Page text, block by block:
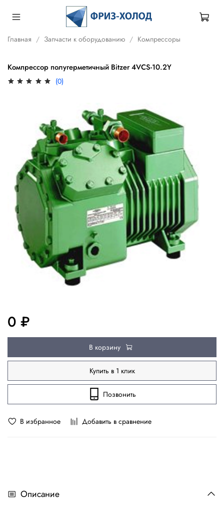
Главная Запчасти к оборудованию Компрессоры
Компрессор полугерметичный Bitzer 4VCS-10.2Y
(0)
В избранное Добавить в сравнение
0 ₽
В корзину
Купить в 1 клик
Позвонить
Описание